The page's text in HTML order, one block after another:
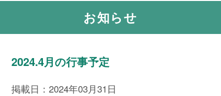
お知らせ
2024.4月の行事予定
掲載日：2024年03月31日